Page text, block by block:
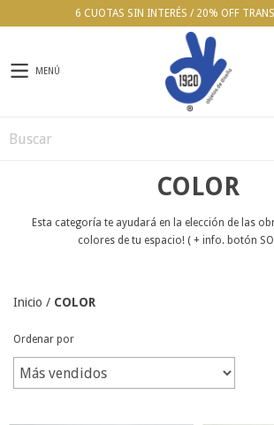
6 CUOTAS SIN INTERÉS / 20% OFF
MENÚ
COLOR
Esta categoría te ayudará en la elección de las
colores de tu espacio! ( + info. botón
Inicio / COLOR
Ordenar por